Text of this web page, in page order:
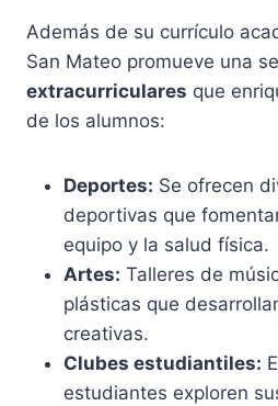
Además de su currículo
San Mateo promueve una
extracurriculares que
de los alumnos:
Deportes: Se ofrecen
deportivas que
equipo y la salud física.
Artes: Talleres de
plásticas que
creativas.
Clubes estudiantiles:
estudiantes exploren